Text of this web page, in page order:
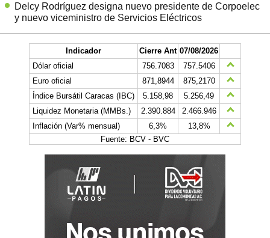
Delcy Rodríguez designa nuevo presidente de Corpoelec
y nuevo viceministro de Servicios Eléctricos
Indicador Cierre Ant 07/08/2026
Dólar oficial
756.7083
757.5406
Euro oficial
871,8944
875,2170
Índice Bursátil Caracas (IBC)
5.158,98
5.256,49
Liquidez Monetaria (MMBs.)
2.390.884
2.466.946
Inflación (Var% mensual)
6,3%
13,8%
Fuente: BCV - BVC